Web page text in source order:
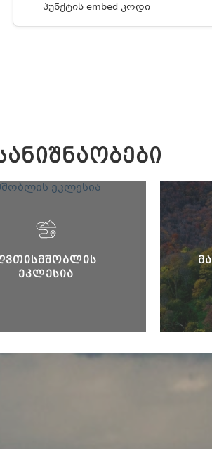
პუნქტის embed კოდი
ᲔᲙᲚᲔᲡᲘᲐ